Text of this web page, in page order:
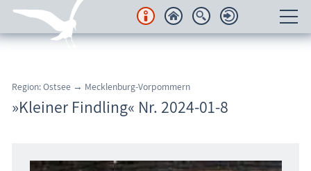
Regionales
Karten
Region: Ostsee → Mecklenburg-Vorpommern
»Kleiner Findling« Nr. 2024-01-8